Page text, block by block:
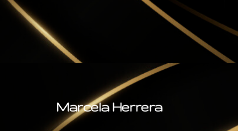
Marcela Herrera